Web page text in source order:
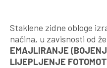
Staklene zidne obloge
načina, u zavisnosti od
EMAJLIRANJE
LIJEPLJENJE